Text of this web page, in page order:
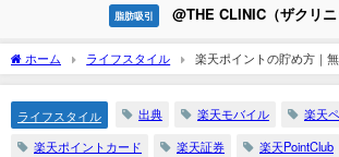
脂肪吸引 @THE CLINIC（ザクリニ
ホーム ライフスタイル
楽天ポイントの貯め方｜
りたい「損しない3つの順番」
ライフスタイル 出典 楽天モバイル
楽天
楽天ポイントカード
楽天証券 楽天PointClub